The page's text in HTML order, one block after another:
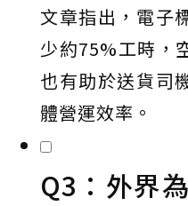
文章指出，電子
少約75%工時，
也有助於送貨司
體營運效率。
Q3：外界